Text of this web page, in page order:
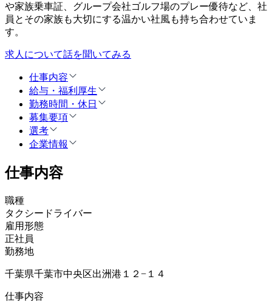
や家族乗車証、グループ会社ゴルフ場のプレー優待など、社
員とその家族も大切にする温かい社風も持ち合わせていま
す。
求人について話を聞いてみる
仕事内容
給与・福利厚生
勤務時間・休日
募集要項
選考
企業情報
仕事内容
職種
タクシードライバー
雇用形態
正社員
勤務地
千葉県千葉市中央区出洲港１２−１４
仕事内容